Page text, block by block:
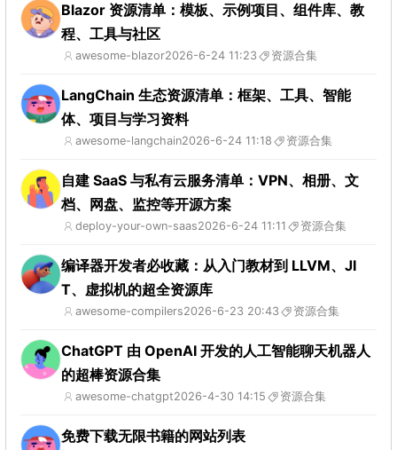
Blazor 资源清单：模板、示例项目、组件库、教
程、工具与社区
awesome-blazor2026-6-24 11:23 资源合集
LangChain 生态资源清单：框架、工具、智能
体、项目与学习资料
awesome-langchain2026-6-24 11:18 资源合集
自建 SaaS 与私有云服务清单：VPN、相册、文
档、网盘、监控等开源方案
deploy-your-own-saas2026-6-24 11:11 资源合集
编译器开发者必收藏：从入门教材到 LLVM、JI
T、虚拟机的超全资源库
awesome-compilers2026-6-23 20:43 资源合集
ChatGPT 由 OpenAI 开发的人工智能聊天机器人
的超棒资源合集
awesome-chatgpt2026-4-30 14:15 资源合集
免费下载无限书籍的网站列表